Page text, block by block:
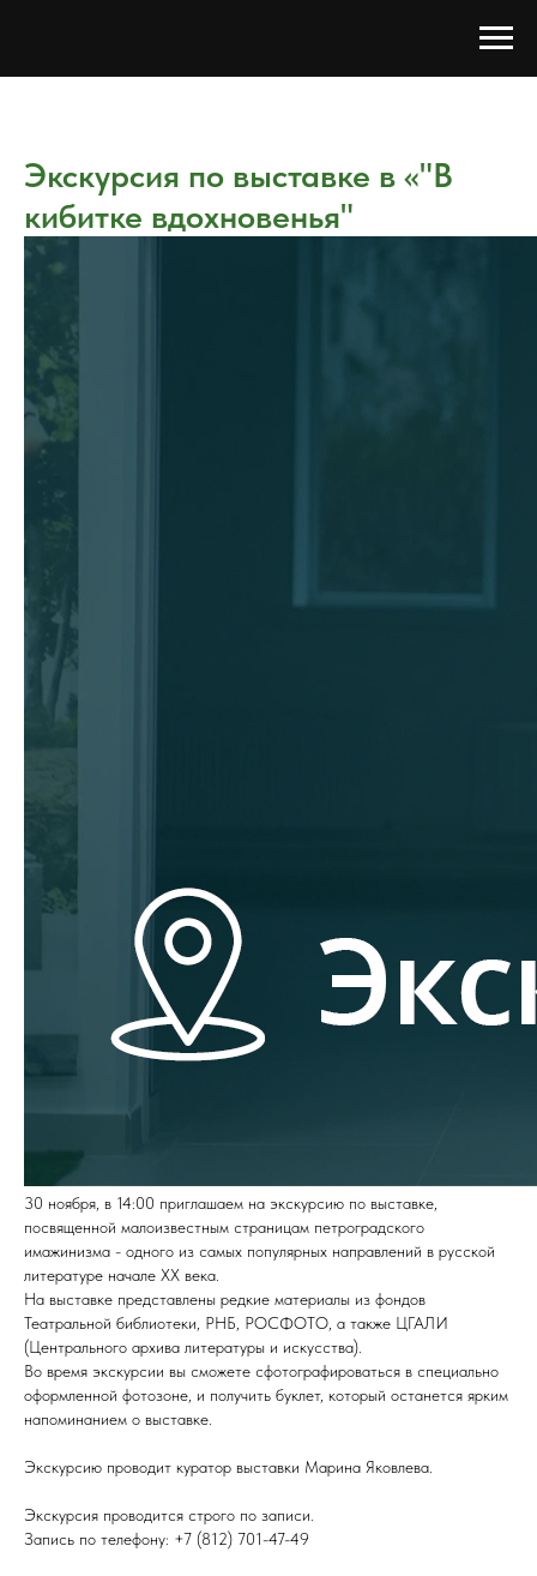
Экскурсия по выставке в «"В
кибитке вдохновенья"
30 ноября, в 14:00 приглашаем на экскурсию по выставке,
посвященной малоизвестным страницам петроградского
имажинизма - одного из самых популярных направлений в русской
литературе начале ХХ века.
На выставке представлены редкие материалы из фондов
Театральной библиотеки, РНБ, РОСФОТО, а также ЦГАЛИ
(Центрального архива литературы и искусства).
Во время экскурсии вы сможете сфотографироваться в специально
оформленной фотозоне, и получить буклет, который останется ярким
напоминанием о выставке.
Экскурсию проводит куратор выставки Марина Яковлева.
Экскурсия проводится строго по записи.
Запись по телефону: +7 (812) 701-47-49